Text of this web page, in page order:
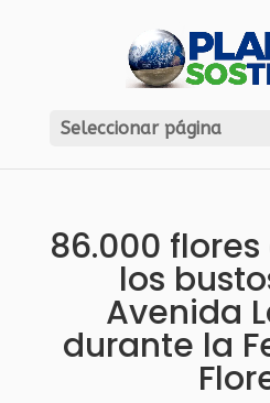
Seleccionar página
86.000
los
Avenida
durante la